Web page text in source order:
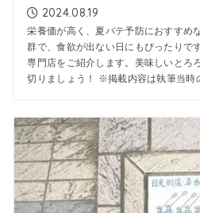
2024.08.19
栄養価が高く、夏バテ予防におすすめ
群で、食欲が出ない日にもぴったりで
専門店をご紹介します。美味しいとろ
切りましょう！ ※掲載内容は執筆当時